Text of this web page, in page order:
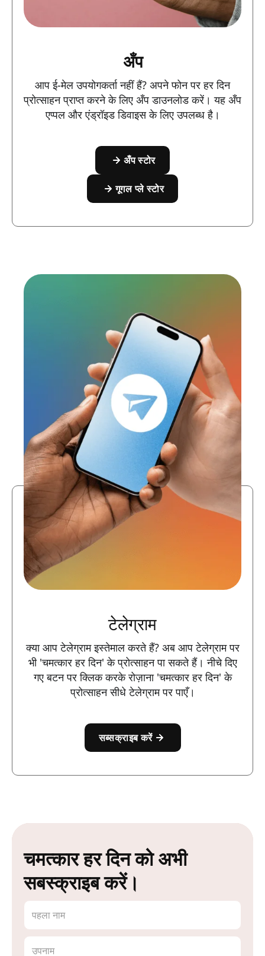
अँप
आप ई-मेल उपयोगकर्ता नहीं हैं? अपने फोन पर हर दिन
प्रोत्साहन प्राप्त करने के लिए अँप डाउनलोड करें। यह अँप
एप्पल और एंड्रॉइड डिवाइस के लिए उपलब्ध है।
अँप स्टोर
गूगल प्ले स्टोर
टेलेग्राम
क्या आप टेलेग्राम इस्तेमाल करते हैं? अब आप टेलेग्राम पर
भी 'चमत्कार हर दिन' के प्रोत्साहन पा सकते हैं। नीचे दिए
गए बटन पर क्लिक करके रोज़ाना 'चमत्कार हर दिन' के
प्रोत्साहन सीधे टेलेग्राम पर पाएँ।
सब्सक्राइब करें
चमत्कार हर दिन को अभी
सबस्क्राइब करें।
पहला नाम
उपनाम